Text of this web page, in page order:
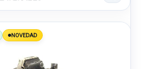
NOVEDAD